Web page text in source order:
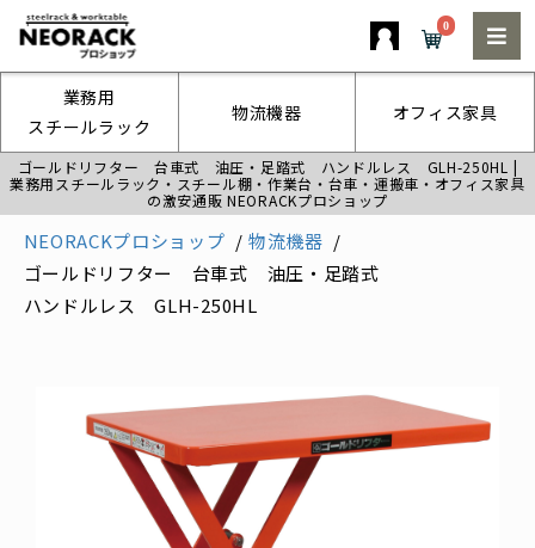
ゴールドリフター 台車式 油圧・足踏式 ハンドルレス GLH-250HL |
業務用スチールラック・スチール棚・作業台・台車・運搬車・オフィス家具
の激安通販 NEORACKプロショップ
業務用
スチールラック
物流機器 オフィス家具
0
NEORACKプロショップ
物流機器
ゴールドリフター 台車式 油圧・足踏式
ハンドルレス GLH-250HL